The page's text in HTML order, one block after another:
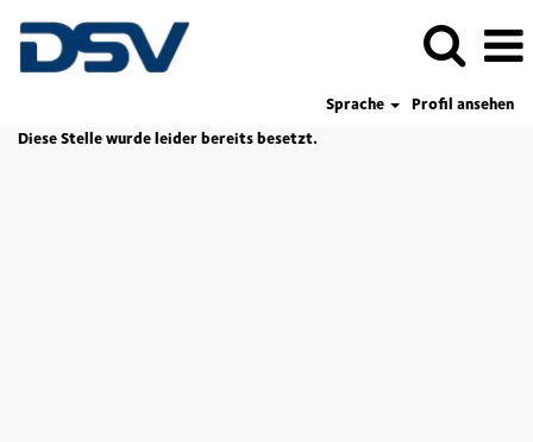
Sprache
Profil ansehen
Diese Stelle wurde leider bereits besetzt.